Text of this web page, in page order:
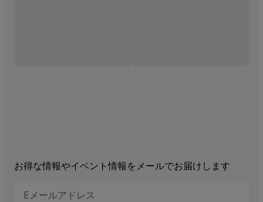
お得な情報やイベント情報をメールでお届けします
メ